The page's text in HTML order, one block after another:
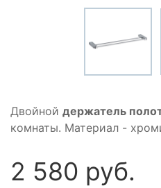
Двойной держатель
комнаты. Материал -
2 580 руб.